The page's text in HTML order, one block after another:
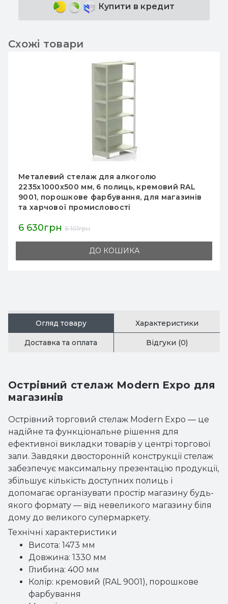
Купити в кредит
Схожі товари
RAL
магазинів
Металевий стелаж острівний
мм, кремовий, 10 полиць, для
супермаркету, порошкове
Україна
Огляд товару Характеристики
Доставка та оплата Відгуки (0)
Острівний стелаж Modern Expo для
магазинів
Острівний торговий стелаж Modern Expo — це
надійне та функціональне рішення для
ефективної викладки товарів у центрі торгової
зали. Завдяки двосторонній конструкції стелаж
забезпечує максимальну презентацію продукції,
збільшує кількість доступних полиць і
допомагає організувати простір магазину будь-
якого формату — від невеликого магазину біля
дому до великого супермаркету.
Технічні характеристики
Висота: 1473 мм
Довжина: 1330 мм
Глибина: 400 мм
Колір: кремовий (RAL 9001), порошкове
фарбування